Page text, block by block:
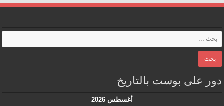
دور على بوست بالتاريخ
أغسطس 2026